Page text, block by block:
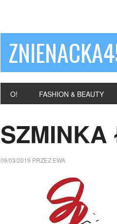
O! FASHION & BEAUTY
09/03/2019 PRZEZ EWA